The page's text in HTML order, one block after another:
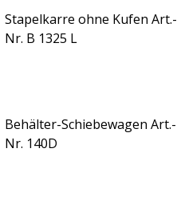
Stapelkarre ohne Kufen Art.-
Nr. B 1325 L
Behälter-Schiebewagen Art.-
Nr. 140D